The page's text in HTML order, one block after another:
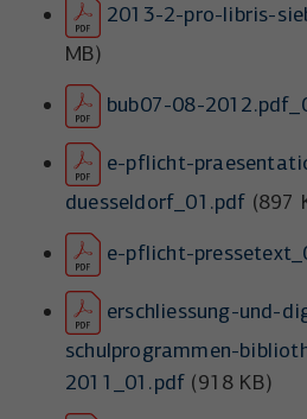
2013-2-pro-libris-
MB)
bub07-08-
e-pflicht-
duesseldorf_01.pdf (897
e-pflicht-
erschliessung-und-
schulprogrammen-
2011_01.pdf (918 KB)